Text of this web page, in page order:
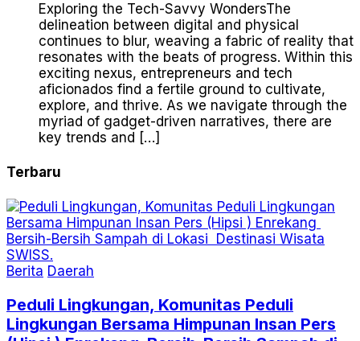
Exploring the Tech-Savvy WondersThe
delineation between digital and physical
continues to blur, weaving a fabric of reality that
resonates with the beats of progress. Within this
exciting nexus, entrepreneurs and tech
aficionados find a fertile ground to cultivate,
explore, and thrive. As we navigate through the
myriad of gadget-driven narratives, there are
key trends and […]
Terbaru
Berita Daerah
Peduli Lingkungan, Komunitas Peduli
Lingkungan Bersama Himpunan Insan Pers